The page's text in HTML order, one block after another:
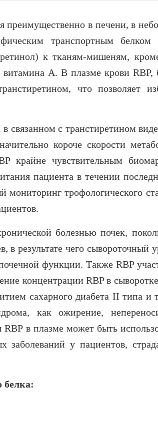
преимущественно в печени, в
транспортным белком
к тканям-мишеням,
А. В плазме крови RBP,
что позволяет
связанном с транстиретином
короче скорости
крайне чувствительным
пациента в течении
мониторинг трофологического
болезнью почек,
в результате чего сывороточный
функции. Также RBP
концентрации RBP в
сахарного диабета II типа и
как ожирение,
в плазме может быть
заболеваний у пациентов,
белка: